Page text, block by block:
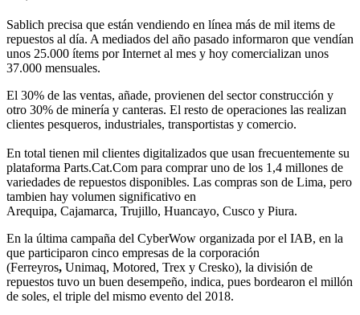
Sablich precisa que están vendiendo en línea más de mil items de
repuestos al día. A mediados del año pasado informaron que vendían
unos 25.000 ítems por Internet al mes y hoy comercializan unos
37.000 mensuales.
El 30% de las ventas, añade, provienen del sector construcción y
otro 30% de minería y canteras. El resto de operaciones las realizan
clientes pesqueros, industriales, transportistas y comercio.
En total tienen mil clientes digitalizados que usan frecuentemente su
plataforma Parts.Cat.Com para comprar uno de los 1,4 millones de
variedades de repuestos disponibles. Las compras son de Lima, pero
tambien hay volumen significativo en
Arequipa, Cajamarca, Trujillo, Huancayo, Cusco y Piura.
En la última campaña del CyberWow organizada por el IAB, en la
que participaron cinco empresas de la corporación
(Ferreyros, Unimaq, Motored, Trex y Cresko), la división de
repuestos tuvo un buen desempeño, indica, pues bordearon el millón
de soles, el triple del mismo evento del 2018.